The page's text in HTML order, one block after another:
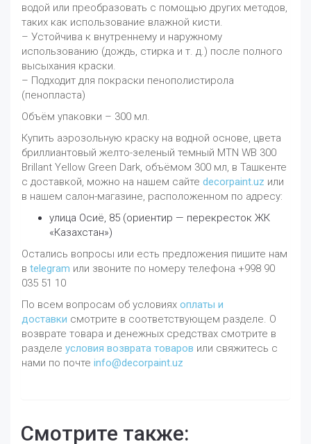
водой или преобразовать с помощью других методов,
таких как использование влажной кисти.
– Устойчива к внутреннему и наружному
использованию (дождь, стирка и т. д.) после полного
высыхания краски.
– Подходит для покраски пенополистирола
(пенопласта)
Объём упаковки – 300 мл.
Купить аэрозольную краску на водной основе, цвета
бриллиантовый желто-зеленый темный MTN WB 300
Brillant Yellow Green Dark, объёмом 300 мл, в Ташкенте
с доставкой, можно на нашем сайте decorpaint.uz или
в нашем салон-магазине, расположенном по адресу:
улица Осиё, 85 (ориентир — перекресток ЖК
«Казахстан»)
Остались вопросы или есть предложения пишите нам
в telegram или звоните по номеру телефона +998 90
035 51 10
По всем вопросам об условиях оплаты и
доставки смотрите в соответствующем разделе. О
возврате товара и денежных средствах смотрите в
разделе условия возврата товаров или свяжитесь с
нами по почте info@decorpaint.uz
Смотрите также: